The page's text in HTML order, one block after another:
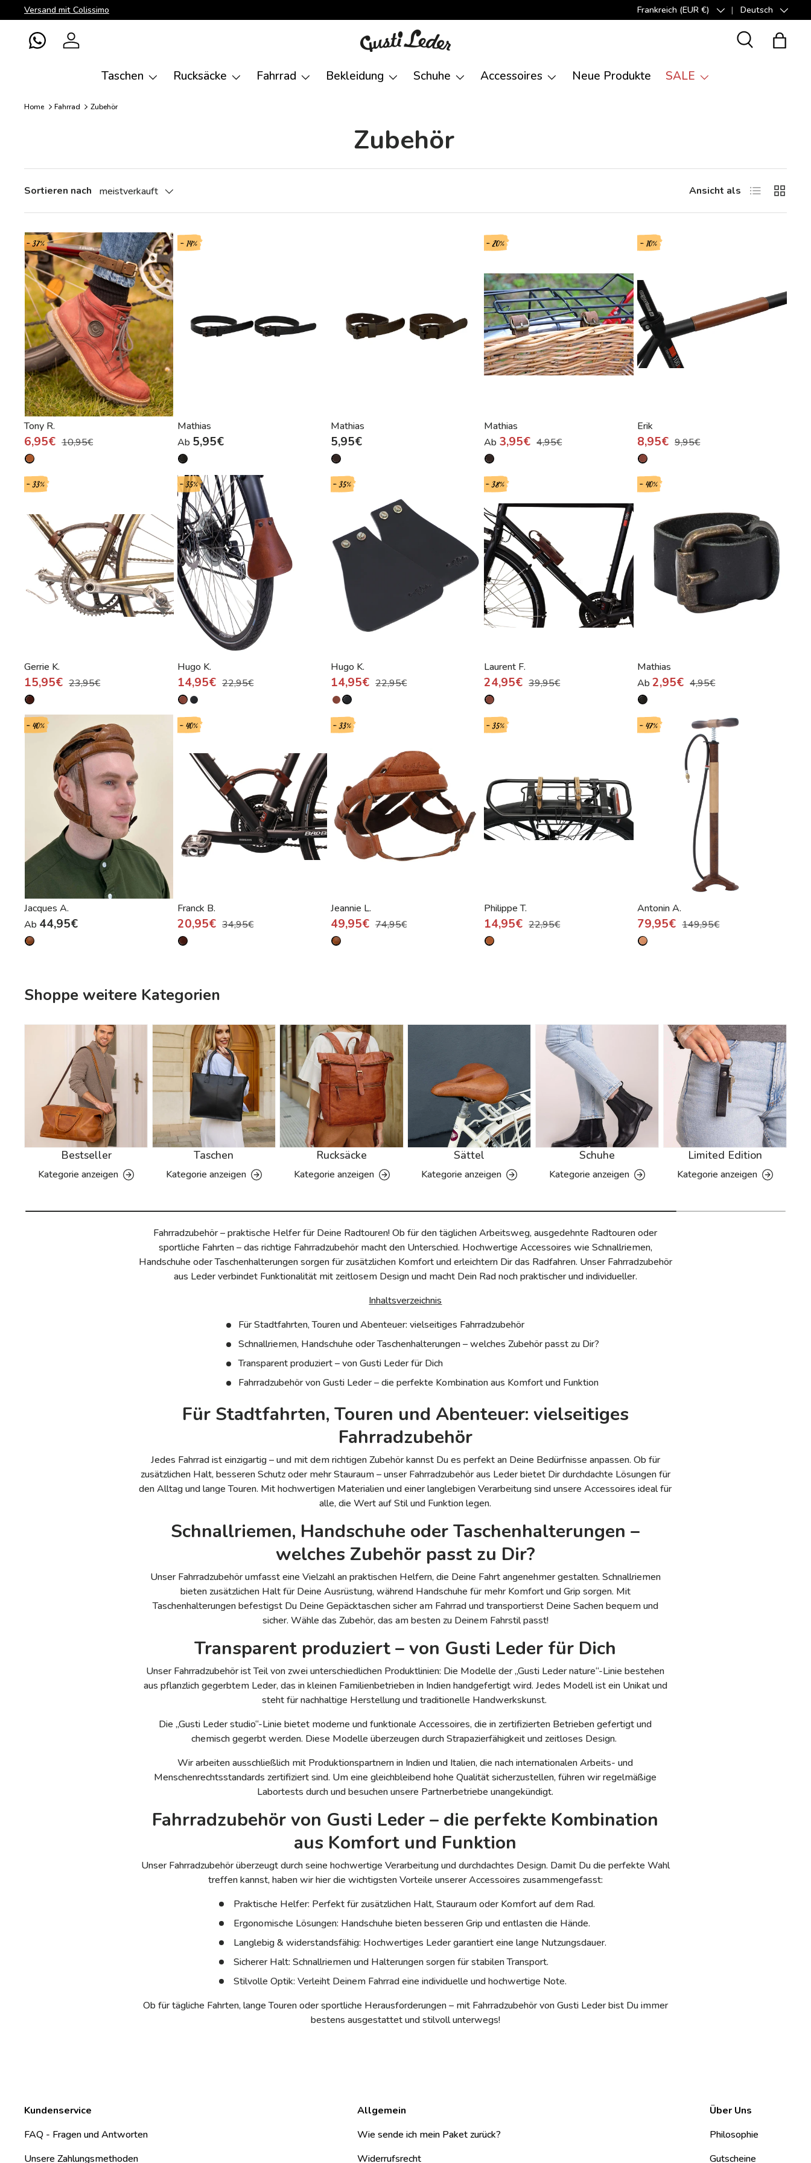
Direkt zum Inhalt
Versand mit Colissimo Land/Region
Frankreich (EUR €) SpracheDeutsch
WhatsAppEinloggen Suche
Taschen Rucksäcke Fahrrad Bekleidung Schuhe Accessoires Neue Produkte SALE
Home Fahrrad Zubehör
Zubehör
Sortieren nach meistverkauft Ansicht als Produktliste
- 37%
Tony R.
6,95€ 10,95€
- 14%
Mathias
Ab 5,95€
Mathias
5,95€
- 20%
Mathias
Ab 3,95€ 4,95€
- 10%
Erik
8,95€ 9,95€
- 33%
Gerrie K.
15,95€ 23,95€
- 35%
Hugo K.
14,95€ 22,95€
- 35%
Hugo K.
14,95€ 22,95€
- 38%
Laurent F.
24,95€ 39,95€
- 40%
Mathias
Ab 2,95€ 4,95€
- 40%
Jacques A.
Ab 44,95€
- 40%
Franck B.
20,95€ 34,95€
- 33%
Jeannie L.
49,95€ 74,95€
- 35%
Philippe T.
14,95€ 22,95€
- 47%
Antonin A.
79,95€ 149,95€
Shoppe weitere Kategorien
Bestseller
Kategorie anzeigen
Taschen
Kategorie anzeigen
Rucksäcke
Kategorie anzeigen
Sättel
Kategorie anzeigen
Schuhe
Kategorie anzeigen
Limited Edition
Kategorie anzeigen
Fahrradzubehör – praktische Helfer für Deine Radtouren! Ob für den täglichen Arbeitsweg, ausgedehnte Radtouren oder
sportliche Fahrten – das richtige Fahrradzubehör macht den Unterschied. Hochwertige Accessoires wie Schnallriemen,
Handschuhe oder Taschenhalterungen sorgen für zusätzlichen Komfort und erleichtern Dir das Radfahren. Unser Fahrradzubehör
aus Leder verbindet Funktionalität mit zeitlosem Design und macht Dein Rad noch praktischer und individueller.
Inhaltsverzeichnis
Für Stadtfahrten, Touren und Abenteuer: vielseitiges Fahrradzubehör
Schnallriemen, Handschuhe oder Taschenhalterungen – welches Zubehör passt zu Dir?
Transparent produziert – von Gusti Leder für Dich
Fahrradzubehör von Gusti Leder – die perfekte Kombination aus Komfort und Funktion
Für Stadtfahrten, Touren und Abenteuer: vielseitiges
Fahrradzubehör
Jedes Fahrrad ist einzigartig – und mit dem richtigen Zubehör kannst Du es perfekt an Deine Bedürfnisse anpassen. Ob für
zusätzlichen Halt, besseren Schutz oder mehr Stauraum – unser Fahrradzubehör aus Leder bietet Dir durchdachte Lösungen für
den Alltag und lange Touren. Mit hochwertigen Materialien und einer langlebigen Verarbeitung sind unsere Accessoires ideal für
alle, die Wert auf Stil und Funktion legen.
Schnallriemen, Handschuhe oder Taschenhalterungen –
welches Zubehör passt zu Dir?
Unser Fahrradzubehör umfasst eine Vielzahl an praktischen Helfern, die Deine Fahrt angenehmer gestalten. Schnallriemen
bieten zusätzlichen Halt für Deine Ausrüstung, während Handschuhe für mehr Komfort und Grip sorgen. Mit
Taschenhalterungen befestigst Du Deine Gepäcktaschen sicher am Fahrrad und transportierst Deine Sachen bequem und
sicher. Wähle das Zubehör, das am besten zu Deinem Fahrstil passt!
Transparent produziert – von Gusti Leder für Dich
Unser Fahrradzubehör ist Teil von zwei unterschiedlichen Produktlinien: Die Modelle der „Gusti Leder nature“-Linie bestehen
aus pflanzlich gegerbtem Leder, das in kleinen Familienbetrieben in Indien handgefertigt wird. Jedes Modell ist ein Unikat und
steht für nachhaltige Herstellung und traditionelle Handwerkskunst.
Die „Gusti Leder studio“-Linie bietet moderne und funktionale Accessoires, die in zertifizierten Betrieben gefertigt und
chemisch gegerbt werden. Diese Modelle überzeugen durch Strapazierfähigkeit und zeitloses Design.
Wir arbeiten ausschließlich mit Produktionspartnern in Indien und Italien, die nach internationalen Arbeits- und
Menschenrechtsstandards zertifiziert sind. Um eine gleichbleibend hohe Qualität sicherzustellen, führen wir regelmäßige
Labortests durch und besuchen unsere Partnerbetriebe unangekündigt.
Fahrradzubehör von Gusti Leder – die perfekte Kombination
aus Komfort und Funktion
Unser Fahrradzubehör überzeugt durch seine hochwertige Verarbeitung und durchdachtes Design. Damit Du die perfekte Wahl
treffen kannst, haben wir hier die wichtigsten Vorteile unserer Accessoires zusammengefasst:
Praktische Helfer: Perfekt für zusätzlichen Halt, Stauraum oder Komfort auf dem Rad.
Ergonomische Lösungen: Handschuhe bieten besseren Grip und entlasten die Hände.
Langlebig & widerstandsfähig: Hochwertiges Leder garantiert eine lange Nutzungsdauer.
Sicherer Halt: Schnallriemen und Halterungen sorgen für stabilen Transport.
Stilvolle Optik: Verleiht Deinem Fahrrad eine individuelle und hochwertige Note.
Ob für tägliche Fahrten, lange Touren oder sportliche Herausforderungen – mit Fahrradzubehör von Gusti Leder bist Du immer
bestens ausgestattet und stilvoll unterwegs!
Kundenservice
FAQ - Fragen und Antworten
Unsere Zahlungsmethoden
Allgemein
Wie sende ich mein Paket zurück?
Widerrufsrecht
Über Uns
Philosophie
Gutscheine